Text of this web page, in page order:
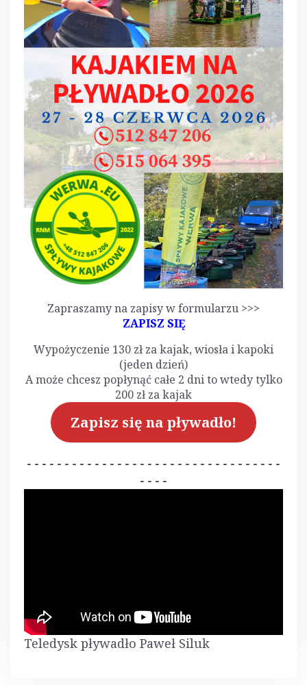
Zapraszamy na zapisy w formularzu >>>
ZAPISZ SIĘ
Wypożyczenie 130 zł za kajak, wiosła i kapoki
(jeden dzień)
A może chcesz popłynąć całe 2 dni to wtedy tylko
200 zł za kajak
Zapisz się na pływadło!
----------------------------------
----
Teledysk pływadło Paweł Siluk